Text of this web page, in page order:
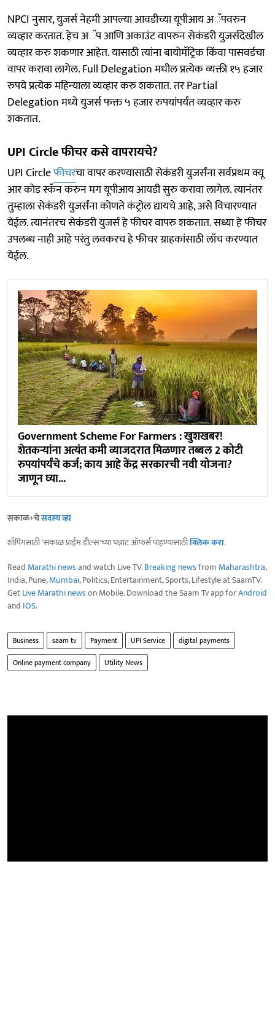
NPCI नुसार, युजर्स नेहमी आपल्या आवडीच्या यूपीआय अॅपवरुन
व्यव्हार करतात. हेच अॅप आणि अकाउंट वापरुन सेकंडरी युजर्सदेखील
व्यव्हार करु शकणार आहेत. यासाठी त्यांना बायोमॅट्रिक किंवा पासवर्डचा
वापर करावा लागेल. Full Delegation मधील प्रत्येक व्यक्ती १५ हजार
रुपये प्रत्येक महिन्याला व्यव्हार करु शकतात. तर Partial
Delegation मध्ये युजर्स फक्त ५ हजार रुपयांपर्यंत व्यव्हार करु
शकतात.
UPI Circle फीचर कसे वापरायचे?
UPI Circleफीचरचा वापर करण्यासाठी सेकंडरी युजर्संना सर्वप्रथम क्यू
आर कोड स्कॅन करुन मग यूपीआय आयडी सुरु करावा लागेल. त्यानंतर
तुम्हाला सेकंडरी युजर्संना कोणते कंट्रोल द्यायचे आहे, असे विचारण्यात
येईल. त्यानंतरच सेकंडरी युजर्स हे फीचर वापरु शकतात. सध्या हे फीचर
उपलब्ध नाही आहे परंतु लवकरच हे फीचर ग्राहकांसाठी लाँच करण्यात
येईल.
Government Scheme For Farmers : खुशखबर!
शेतकऱ्यांना अत्यंत कमी व्याजदरात मिळणार तब्बल 2 कोटी
रुपयांपर्यंचे कर्ज; काय आहे केंद्र सरकारची नवी योजना?
जाणून घ्या...
सकाळ+चेसदस्य व्हा
शॉपिंगसाठी 'सकाळ प्राईम डील्स'च्या भन्नाट ऑफर्स पाहण्यासाठीक्लिक करा.
Read Marathi newsand watch Live TV.Breaking newsfrom Maharashtra,
India, Pune,Mumbai, Politics, Entertainment, Sports, Lifestyle at SaamTV.
GetLive Marathi newson Mobile. Download the Saam Tv app forAndroid
and IOS.
Business saam tv Payment UPI Service
digital payments
Online payment company
Utility News